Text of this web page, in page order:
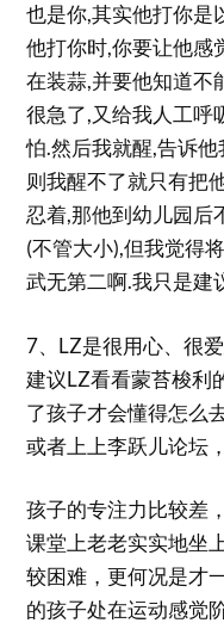
也是你,其实他打你是
他打你时,你要让他感
在装蒜,并要他知道不
很急了,又给我人工呼
怕.然后我就醒,告诉
则我醒不了就只有把
忍着,那他到幼儿园后
(不管大小),但我觉得
武无第二啊.我只是建
7、LZ是很用心、很
建议LZ看看蒙苔梭利
了孩子才会懂得怎么
或者上上李跃儿论坛
孩子的专注力比较差
课堂上老老实实地坐
较困难，更何况是才
的孩子处在运动感觉